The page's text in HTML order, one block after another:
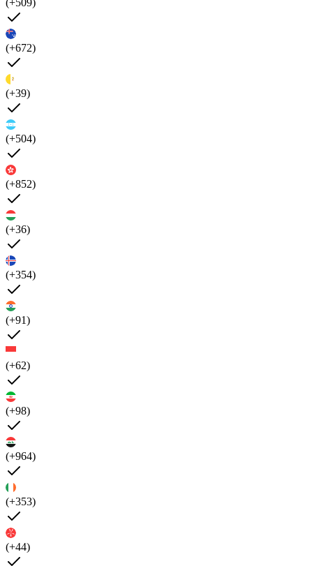
(+672)
(+39)
(+504)
(+852)
(+36)
(+354)
(+91)
(+62)
(+98)
(+964)
(+353)
(+44)